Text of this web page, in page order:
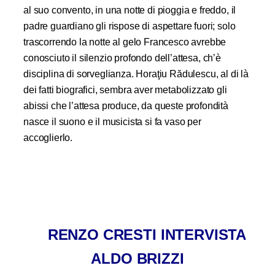
al suo convento, in una notte di pioggia e freddo, il
padre guardiano gli rispose di aspettare fuori; solo
trascorrendo la notte al gelo Francesco avrebbe
conosciuto il silenzio profondo dell’attesa, ch’è
disciplina di sorveglianza. Horaţiu Rădulescu, al di là
dei fatti biografici, sembra aver metabolizzato gli
abissi che l’attesa produce, da queste profondità
nasce il suono e il musicista si fa vaso per
accoglierlo.
RENZO CRESTI INTERVISTA
ALDO BRIZZI